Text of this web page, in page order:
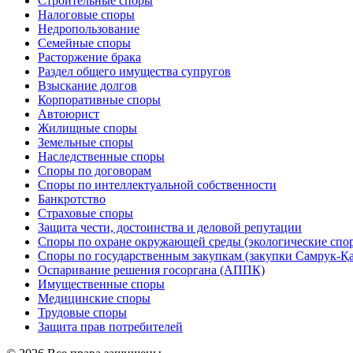
Налоговые споры
Недропользование
Семейные споры
Расторжение брака
Раздел общего имущества супругов
Взыскание долгов
Корпоративные споры
Автоюрист
Жилищные споры
Земельные споры
Наследственные споры
Споры по договорам
Споры по интеллектуальной собственности
Банкротство
Страховые споры
Защита чести, достоинства и деловой репутации
Споры по охране окружающей среды (экологические
Споры по государственным закупкам (закупки Самрук-
Оспаривание решения госоргана (АППК)
Имущественные споры
Медицинские споры
Трудовые споры
Защита прав потребителей